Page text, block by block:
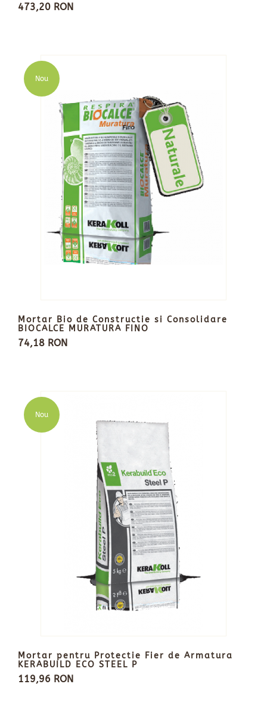
473,20 RON
Nou
Mortar Bio de Constructie si Consolidare
BIOCALCE MURATURA FINO
74,18 RON
Nou
Mortar pentru Protectie Fier de Armatura
KERABUILD ECO STEEL P
119,96 RON